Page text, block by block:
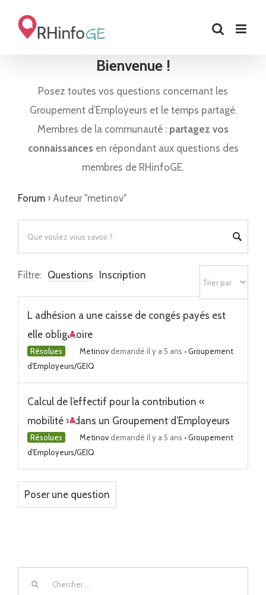
Bienvenue !
Posez toutes vos questions concernant les
Groupement d’Employeurs et le temps partagé.
Membres de la communauté : partagez vos
connaissances en répondant aux questions des
membres de RHinfoGE.
Forum › Auteur "metinov"
Filtre: Questions Inscription
L adhésion a une caisse de congés payés est
elle obligatoire
Résolues Metinov demandé il y a 5 ans •Groupement
d'Employeurs/GEIQ
Calcul de l’effectif pour la contribution «
mobilité » dans un Groupement d’Employeurs
Résolues Metinov demandé il y a 5 ans •Groupement
d'Employeurs/GEIQ
Poser une question